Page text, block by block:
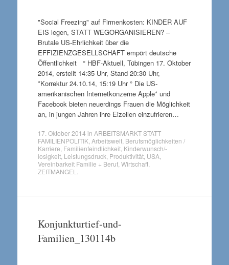
"Social Freezing" auf Firmenkosten: KINDER AUF
EIS legen, STATT WEGORGANISIEREN? –
Brutale US-Ehrlichkeit über die
EFFIZIENZGESELLSCHAFT empört deutsche
Öffentlichkeit ° HBF-Aktuell, Tübingen 17. Oktober
2014, erstellt 14:35 Uhr, Stand 20:30 Uhr,
*Korrektur 24.10.14, 15:19 Uhr ° Die US-
amerikanischen Internetkonzerne Apple* und
Facebook bieten neuerdings Frauen die Möglichkeit
an, in jungen Jahren ihre Eizellen einzufrieren…
17. Oktober 2014 in ARBEITSMARKT STATT
FAMILIENPOLITIK, Arbeitswelt, Berufsmöglichkeiten /
Karriere Familienfeindlichkeit, Kinderwunsch/-
losigkeit, Leistungsdruck Produktivität, USA,
Vereinbarkeit Familie + Beruf, Wirtschaft,
ZEITMANGEL
Konjunkturtief-und-
Familien_130114b